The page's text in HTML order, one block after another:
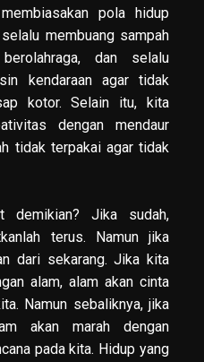
pola hidup
membuang sampah
dan selalu
kendaraan agar tidak
kotor. Selain itu, kita
dengan mendaur
tidak terpakai agar tidak
demikian? Jika sudah,
terus. Namun jika
dari sekarang. Jika kita
alam, alam akan cinta
Namun sebaliknya, jika
akan marah dengan
pada kita. Hidup yang